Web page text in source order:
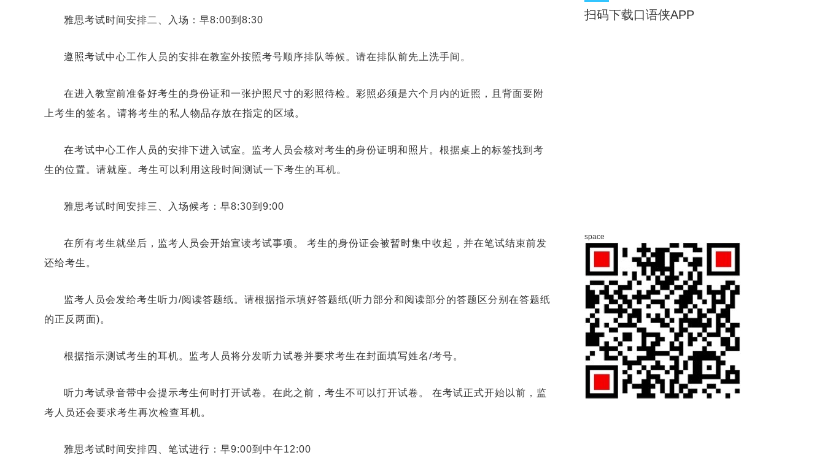
雅思考试时间安排二、入场：早8:00到8:30
遵照考试中心工作人员的安排在教室外按照考号顺序排队等候。请在排队前先上洗手间。
在进入教室前准备好考生的身份证和一张护照尺寸的彩照待检。彩照必须是六个月内的近照，且背面要附
上考生的签名。请将考生的私人物品存放在指定的区域。
在考试中心工作人员的安排下进入试室。监考人员会核对考生的身份证明和照片。根据桌上的标签找到考
生的位置。请就座。考生可以利用这段时间测试一下考生的耳机。
雅思考试时间安排三、入场候考：早8:30到9:00
在所有考生就坐后，监考人员会开始宣读考试事项。 考生的身份证会被暂时集中收起，并在笔试结束前发
还给考生。
监考人员会发给考生听力/阅读答题纸。请根据指示填好答题纸(听力部分和阅读部分的答题区分别在答题纸
的正反两面)。
根据指示测试考生的耳机。监考人员将分发听力试卷并要求考生在封面填写姓名/考号。
听力考试录音带中会提示考生何时打开试卷。在此之前，考生不可以打开试卷。 在考试正式开始以前，监
考人员还会要求考生再次检查耳机。
雅思考试时间安排四、笔试进行：早9:00到中午12:00
扫码下载口语侠APP
space